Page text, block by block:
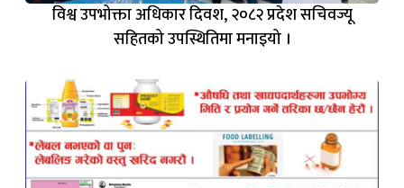
विश्व उपभोक्ता अधिकार दिवश, २०८२ प्रदेश सचिवज्यू
सहितको उपस्थितिमा मनाइयो ।